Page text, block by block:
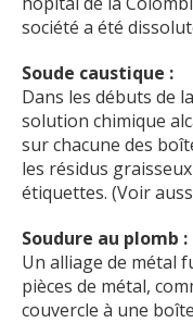
société a été
Soude caustique :
Dans les débuts de
solution chimique
sur chacune des
les résidus
étiquettes. (Voir
Soudure au plomb :
Un alliage de métal
pièces de métal,
couvercle à une